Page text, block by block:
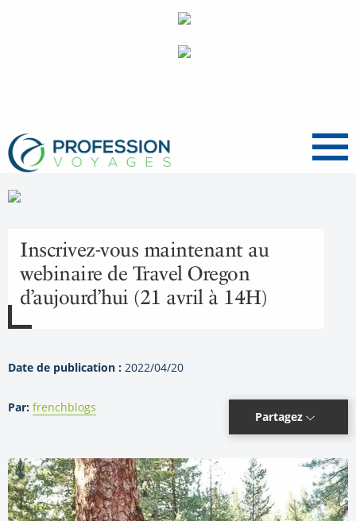
Menu
Inscrivez-vous maintenant au
webinaire de Travel Oregon
d’aujourd’hui (21 avril à 14H)
Date de publication : 2022/04/20
Par: frenchblogs
Partagez